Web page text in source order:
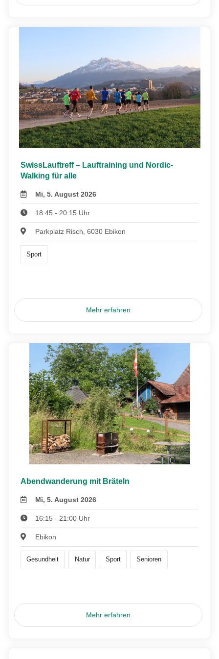
SwissLauftreff – Lauftraining und Nordic-
Walking für alle
Mi, 5. August 2026
18:45 - 20:15 Uhr
Parkplatz Risch, 6030 Ebikon
Sport
Mehr erfahren
Abendwanderung mit Bräteln
Mi, 5. August 2026
16:15 - 21:00 Uhr
Ebikon
Gesundheit Natur Sport Senioren
Mehr erfahren